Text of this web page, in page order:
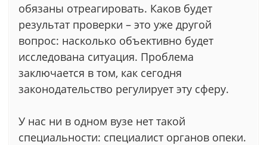
обязаны отреагировать. Каков будет
результат проверки – это уже другой
вопрос: насколько объективно будет
исследована ситуация. Проблема
заключается в том, как сегодня
законодательство регулирует эту сферу.
У нас ни в одном вузе нет такой
специальности: специалист органов опеки.